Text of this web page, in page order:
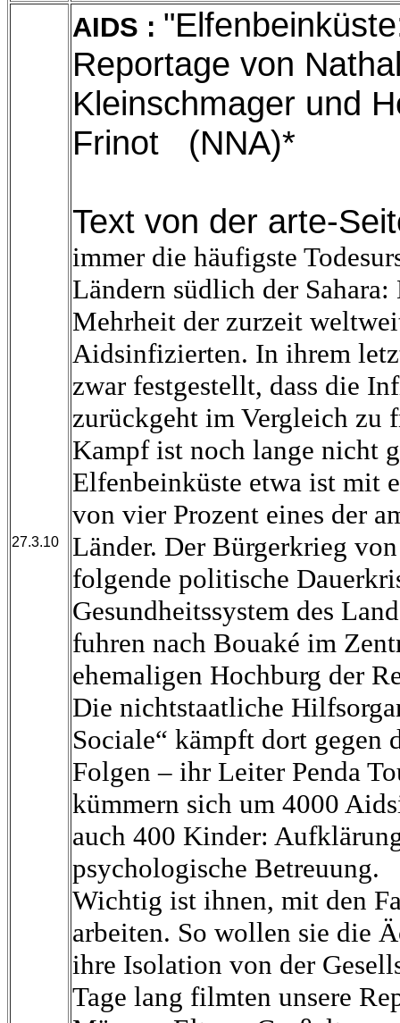
27.3.10
AIDS :
Reportage von
Kleinschmager und
Frinot (NNA)*
Text von der arte-
immer die häufigste
Ländern südlich der
Mehrheit der zurzeit
Aidsinfizierten. In ihrem
zwar festgestellt, dass die
zurückgeht im Vergleich zu
Kampf ist noch lange nicht
Elfenbeinküste etwa ist mit
von vier Prozent eines der
Länder. Der Bürgerkrieg
folgende politische
Gesundheitssystem des
fuhren nach Bouaké im
ehemaligen Hochburg der
Die nichtstaatliche
Sociale“ kämpft dort gegen
Folgen – ihr Leiter Penda
kümmern sich um 4000
auch 400 Kinder:
psychologische Betreuung.
Wichtig ist ihnen, mit den
arbeiten. So wollen sie die
ihre Isolation von der
Tage lang filmten unsere